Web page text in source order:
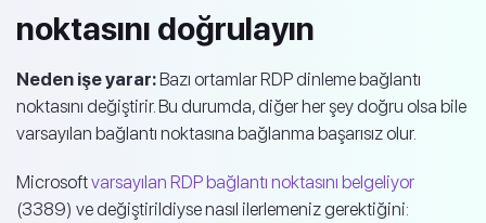
noktasını doğrulayın
Neden işe yarar:Bazı ortamlar RDP dinleme bağlantı
noktasını değiştirir. Bu durumda, diğer her şey doğru olsa bile
varsayılan bağlantı noktasına bağlanma başarısız olur.
Microsoftvarsayılan RDP bağlantı noktasını belgeliyor
(3389) ve değiştirildiyse nasıl ilerlemeniz gerektiğini: